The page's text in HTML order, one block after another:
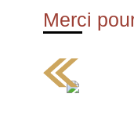
Merci